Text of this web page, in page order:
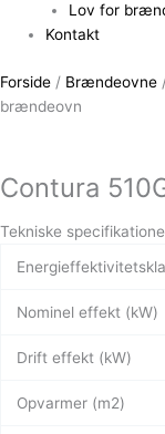
Lov for
Kontakt
Forside / Brændeovne
brændeovn
Contura
Tekniske
Nominel effekt (kW)
Drift effekt (kW)
Opvarmer (m2)